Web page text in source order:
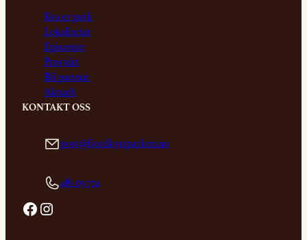
Kva er park
Lokalitetar
Episenter
Prosjekt
Bli partnar
Aktuelt
KONTAKT OSS
post@fjordkystparken.no
481 05 774
Facebook Instagram